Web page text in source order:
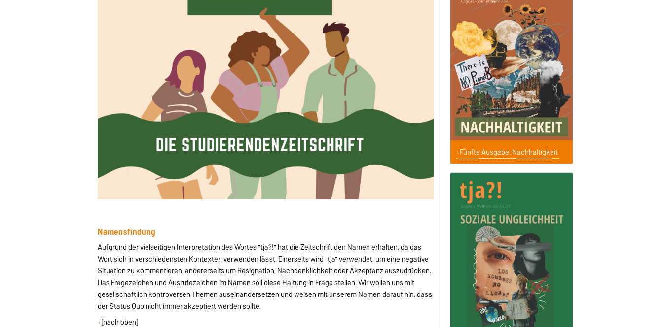
Namensfindung
Aufgrund der vielseitigen Interpretation des Wortes "tja?!" hat die Zeitschrift den Namen erhalten, da das
Wort sich in verschiedensten Kontexten verwenden lässt. Einerseits wird "tja" verwendet, um eine negative
Situation zu kommentieren, andererseits um Resignation, Nachdenklichkeit oder Akzeptanz auszudrücken.
Das Fragezeichen und Ausrufezeichen im Namen soll diese Haltung in Frage stellen. Wir wollen uns mit
gesellschaftlich kontroversen Themen auseinandersetzen und weisen mit unserem Namen darauf hin, dass
der Status Quo nicht immer akzeptiert werden sollte.
[nach oben]
Fünfte Ausgabe: Nachhaltigkeit